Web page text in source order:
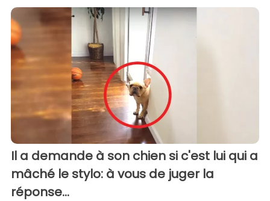
Il a demande à son chien si c'est lui qui a
mâché le stylo: à vous de juger la
réponse...